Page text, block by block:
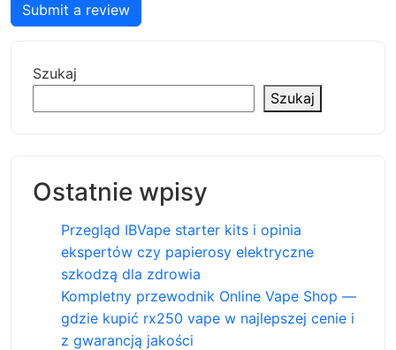
Submit a review
Szukaj
Szukaj
Ostatnie wpisy
Przegląd IBVape starter kits i opinia
ekspertów czy papierosy elektryczne
szkodzą dla zdrowia
Kompletny przewodnik Online Vape Shop —
gdzie kupić rx250 vape w najlepszej cenie i
z gwarancją jakości